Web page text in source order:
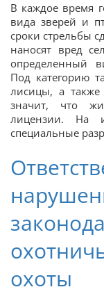
В каждое время
вида зверей и
сроки стрельбы
наносят вред
определенный
Под категорию
лисицы, а
значит, что
лицензии. На
специальные
охоты